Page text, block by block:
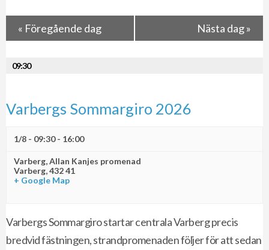
« Föregående dag Nästa dag»
09:30
Varbergs Sommargiro 2026
1/8 - 09:30- 16:00
Varberg,Allan Kanjes promenad
Varberg,432 41
+ Google Map
Varbergs Sommargiro startar centrala Varberg precis
bredvid fästningen, strandpromenaden följer för att sedan